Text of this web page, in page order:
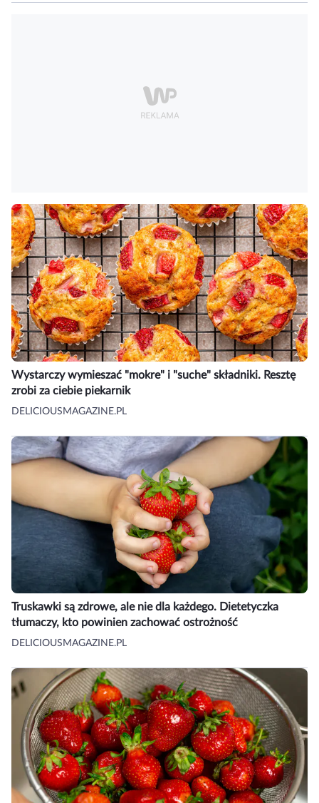
Wystarczy wymieszać "mokre" i "suche" składniki. Resztę
zrobi za ciebie piekarnik
DELICIOUSMAGAZINE.PL
Truskawki są zdrowe, ale nie dla każdego. Dietetyczka
tłumaczy, kto powinien zachować ostrożność
DELICIOUSMAGAZINE.PL